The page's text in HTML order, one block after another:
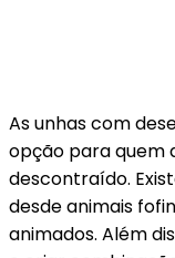
As unhas com
opção para quem
descontraído.
desde animais
animados. Além